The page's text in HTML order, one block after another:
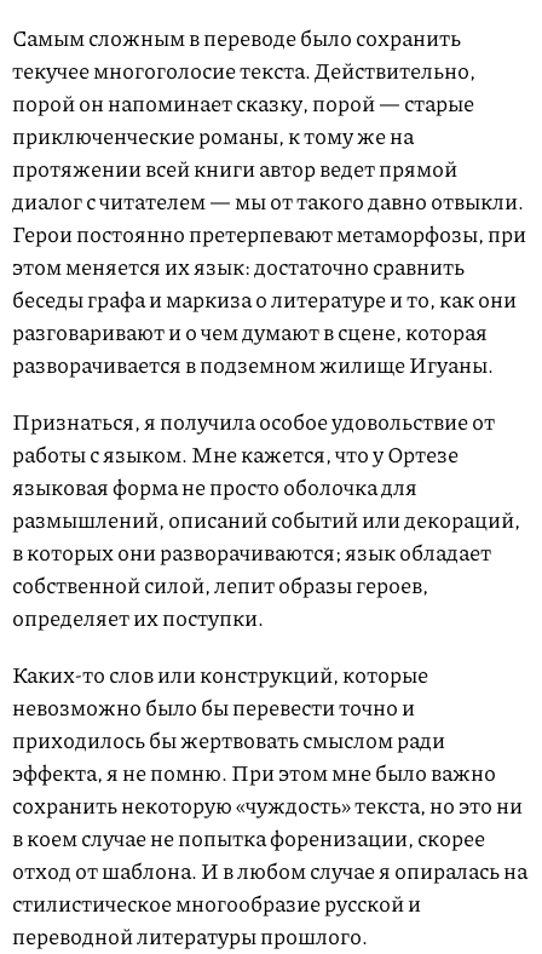
Самым сложным в переводе было сохранить
текучее многоголосие текста. Действительно,
порой он напоминает сказку, порой — старые
приключенческие романы, к тому же на
протяжении всей книги автор ведет прямой
диалог с читателем — мы от такого давно отвыкли.
Герои постоянно претерпевают метаморфозы, при
этом меняется их язык: достаточно сравнить
беседы графа и маркиза о литературе и то, как они
разговаривают и о чем думают в сцене, которая
разворачивается в подземном жилище Игуаны.
Признаться, я получила особое удовольствие от
работы с языком. Мне кажется, что у Ортезе
языковая форма не просто оболочка для
размышлений, описаний событий или декораций,
в которых они разворачиваются; язык обладает
собственной силой, лепит образы героев,
определяет их поступки.
Каких-то слов или конструкций, которые
невозможно было бы перевести точно и
приходилось бы жертвовать смыслом ради
эффекта, я не помню. При этом мне было важно
сохранить некоторую «чуждость» текста, но это ни
в коем случае не попытка форенизации, скорее
отход от шаблона. И в любом случае я опиралась на
стилистическое многообразие русской и
переводной литературы прошлого.